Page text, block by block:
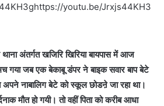
youtu.be/Jrxjs44KH3
अंतर्गत खजिरि खिरिया बायपास में आज
गया जब एक बेकाबू डंपर ने बाइक सवार बाप बेटे
अपने नाबालिग बेटे को स्कूल छोडऩे जा रहा था।
मौत हो गयी। तो वहीं पिता को करीब आधा